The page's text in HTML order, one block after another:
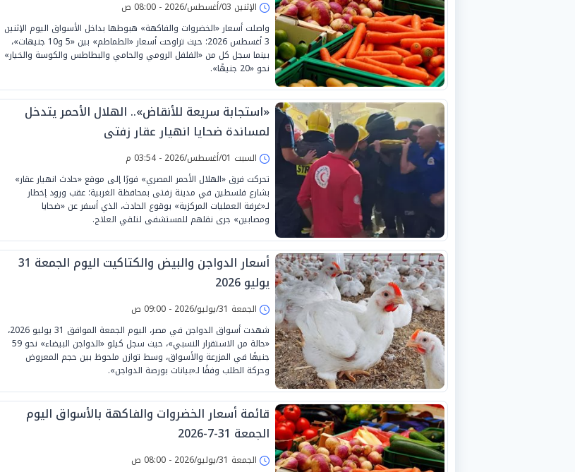
الإثنين 03/أغسطس/2026 - 08:00 ص
واصلت أسعار «الخضروات والفاكهة» هبوطها بداخل الأسواق اليوم الإثنين
3 أغسطس 2026؛ حيث تراوحت أسعار «الطماطم» بين «5 و10 جنيهات»،
بينما سجل كل من «الفلفل الرومي والحامي والبطاطس والكوسة والخيار»
نحو «20 جنيهًا».
«استجابة سريعة للأنقاض».. الهلال الأحمر يتدخل
لمساندة ضحايا انهيار عقار زفتى
السبت 01/أغسطس/2026 - 03:54 م
تحركت فرق «الهلال الأحمر المصري» فورًا إلى موقع «حادث انهيار عقار»
بشارع فلسطين في مدينة زفتى بمحافظة الغربية؛ عقب ورود إخطار
لـ«غرفة العمليات المركزية» بوقوع الحادث، الذي أسفر عن «ضحايا
ومصابين» جرى نقلهم للمستشفى لتلقي العلاج.
أسعار الدواجن والبيض والكتاكيت اليوم الجمعة 31
يوليو 2026
الجمعة 31/يوليو/2026 - 09:00 ص
شهدت أسواق الدواجن في مصر، اليوم الجمعة الموافق 31 يوليو 2026،
«حالة من الاستقرار النسبي»، حيث سجل كيلو «الدواجن البيضاء» نحو 59
جنيهًا في المزرعة والأسواق، وسط توازن ملحوظ بين حجم المعروض
وحركة الطلب وفقًا لـ«بيانات بورصة الدواجن».
قائمة أسعار الخضروات والفاكهة بالأسواق اليوم
الجمعة 31-7-2026
الجمعة 31/يوليو/2026 - 08:00 ص